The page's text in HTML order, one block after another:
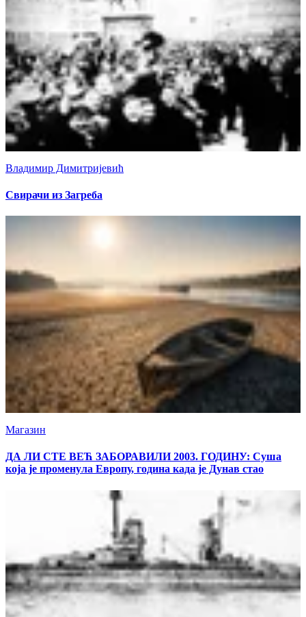
Владимир Димитријевић
Свирачи из Загреба
Магазин
ДА ЛИ СТЕ ВЕЋ ЗАБОРАВИЛИ 2003. ГОДИНУ: Суша
која је променула Европу, година када је Дунав стао